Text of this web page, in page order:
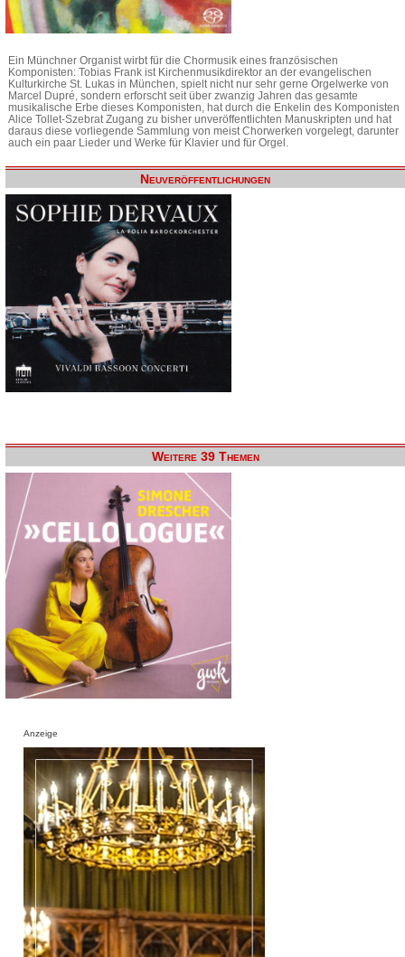
Ein Münchner Organist wirbt für die Chormusik eines französischen
Komponisten: Tobias Frank ist Kirchenmusikdirektor an der evangelischen
Kulturkirche St. Lukas in München, spielt nicht nur sehr gerne Orgelwerke von
Marcel Dupré, sondern erforscht seit über zwanzig Jahren das gesamte
musikalische Erbe dieses Komponisten, hat durch die Enkelin des Komponisten
Alice Tollet-Szebrat Zugang zu bisher unveröffentlichten Manuskripten und hat
daraus diese vorliegende Sammlung von meist Chorwerken vorgelegt, darunter
auch ein paar Lieder und Werke für Klavier und für Orgel.
Neuveröffentlichungen
Weitere 39 Themen
Anzeige